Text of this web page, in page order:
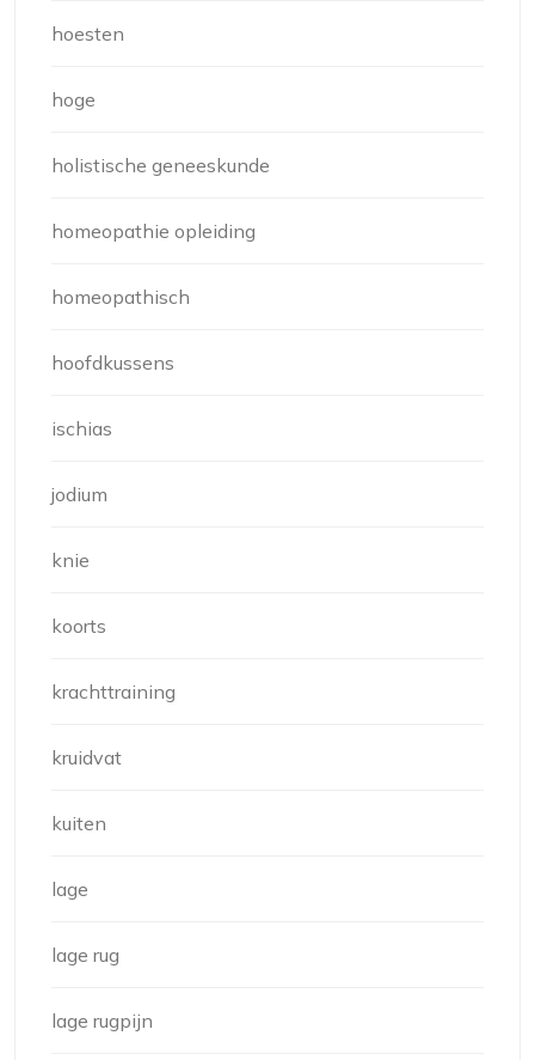
hoesten
hoge
holistische geneeskunde
homeopathie opleiding
homeopathisch
hoofdkussens
ischias
jodium
knie
koorts
krachttraining
kruidvat
kuiten
lage
lage rug
lage rugpijn